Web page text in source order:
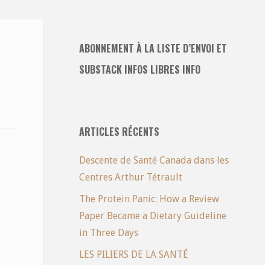
ABONNEMENT À LA LISTE D’ENVOI ET
SUBSTACK INFOS LIBRES INFO
ARTICLES RÉCENTS
Descente de Santé Canada dans les
Centres Arthur Tétrault
The Protein Panic: How a Review
Paper Became a Dietary Guideline
in Three Days
LES PILIERS DE LA SANTÉ